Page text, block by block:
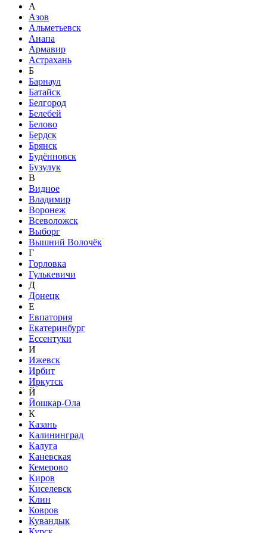
А
Азов
Альметьевск
Анапа
Армавир
Астрахань
Б
Барнаул
Батайск
Белгород
Белебей
Белово
Бердск
Брянск
Будённовск
Бузулук
В
Видное
Владимир
Воронеж
Всеволожск
Выборг
Вышний Волочёк
Г
Горловка
Гулькевичи
Д
Донецк
Е
Евпатория
Екатеринбург
Ессентуки
И
Ижевск
Ирбит
Иркутск
Й
Йошкар-Ола
К
Казань
Калининград
Калуга
Каневская
Кемерово
Киров
Киселевск
Клин
Ковров
Кувандык